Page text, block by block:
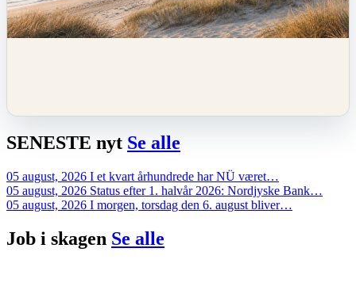
SENESTE nyt Se alle
05 august, 2026 I et kvart århundrede har NÜ været…
05 august, 2026 Status efter 1. halvår 2026: Nordjyske Bank…
05 august, 2026 I morgen, torsdag den 6. august bliver…
Job i skagen Se alle